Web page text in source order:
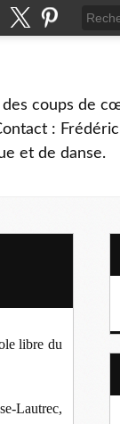
coups de
:
et de danse.
libre du
Lautrec,